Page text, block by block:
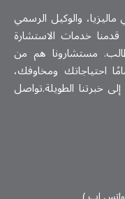
والوكيل الرسمي
قدمنا خدمات الاستشارة
مستشارونا هم من
احتياجاتك ومخاوفك،
خبرتنا الطويلة.تواصل